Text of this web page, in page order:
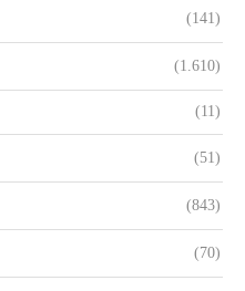
(141)
(1.610)
(11)
(51)
(843)
(70)